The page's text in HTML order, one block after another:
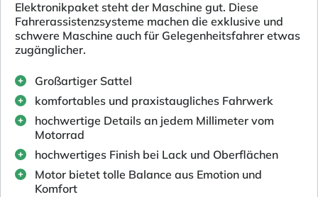
Elektronikpaket steht der Maschine gut. Diese
Fahrerassistenzsysteme machen die exklusive und
schwere Maschine auch für Gelegenheitsfahrer etwas
zugänglicher.
Großartiger Sattel
komfortables und praxistaugliches Fahrwerk
hochwertige Details an jedem Millimeter vom
Motorrad
hochwertiges Finish bei Lack und Oberflächen
Motor bietet tolle Balance aus Emotion und
Komfort